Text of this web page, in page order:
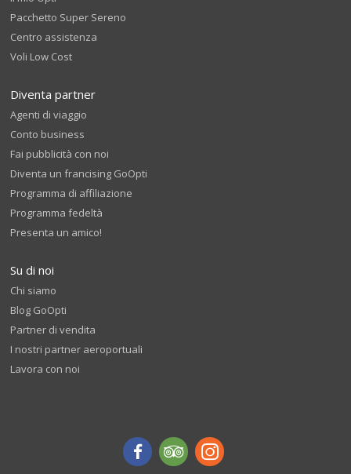
Pacchetto Super Sereno
Centro assistenza
Voli Low Cost
Diventa partner
Agenti di viaggio
Conto business
Fai pubblicità con noi
Diventa un francising GoOpti
Programma di affiliazione
Programma fedeltà
Presenta un amico!
Su di noi
Chi siamo
Blog GoOpti
Partner di vendita
I nostri partner aeroportuali
Lavora con noi